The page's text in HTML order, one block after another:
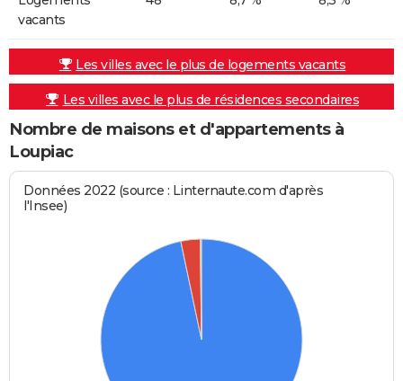
vacants
Les villes avec le plus de logements vacants
Les villes avec le plus de résidences secondaires
Nombre de maisons et d'appartements à
Loupiac
Données 2022 (source : Linternaute.com d'après
l'Insee)